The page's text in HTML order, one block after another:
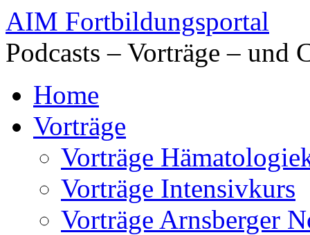
AIM Fortbildungsportal
Podcasts – Vorträge – und
Home
Vorträge
Vorträge
Vorträge Intensivkurs
Vorträge Arnsberger